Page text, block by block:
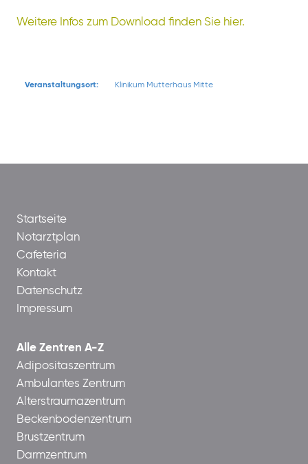
Weitere Infos zum Download finden Sie hier.
Veranstaltungsort: Klinikum Mutterhaus Mitte
Startseite
Notarztplan
Cafeteria
Kontakt
Datenschutz
Impressum
Alle Zentren A-Z
Adipositaszentrum
Ambulantes Zentrum
Alterstraumazentrum
Beckenbodenzentrum
Brustzentrum
Darmzentrum